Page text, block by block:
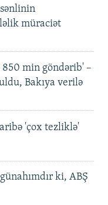
müraciət
min göndərib' –
Bakıya verilə
'çox tezliklə'
ki, ABŞ